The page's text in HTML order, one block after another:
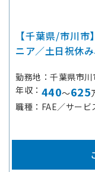
【千葉県/市川
ニア／土日祝休
勤務地
千葉県市川
年収
440～625
職種
FAE／サー